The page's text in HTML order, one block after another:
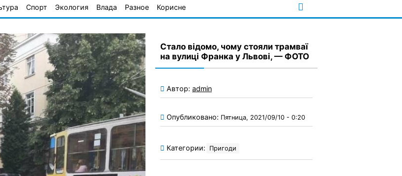
Спорт Экология Влада Разное Корисне
Стало відомо, чому стояли трамваї
на вулиці Франка у Львові, — ФОТО
Автор: admin
Опубликовано: Пятница, 2021/09/10 - 0:20
Категории: Пригоди